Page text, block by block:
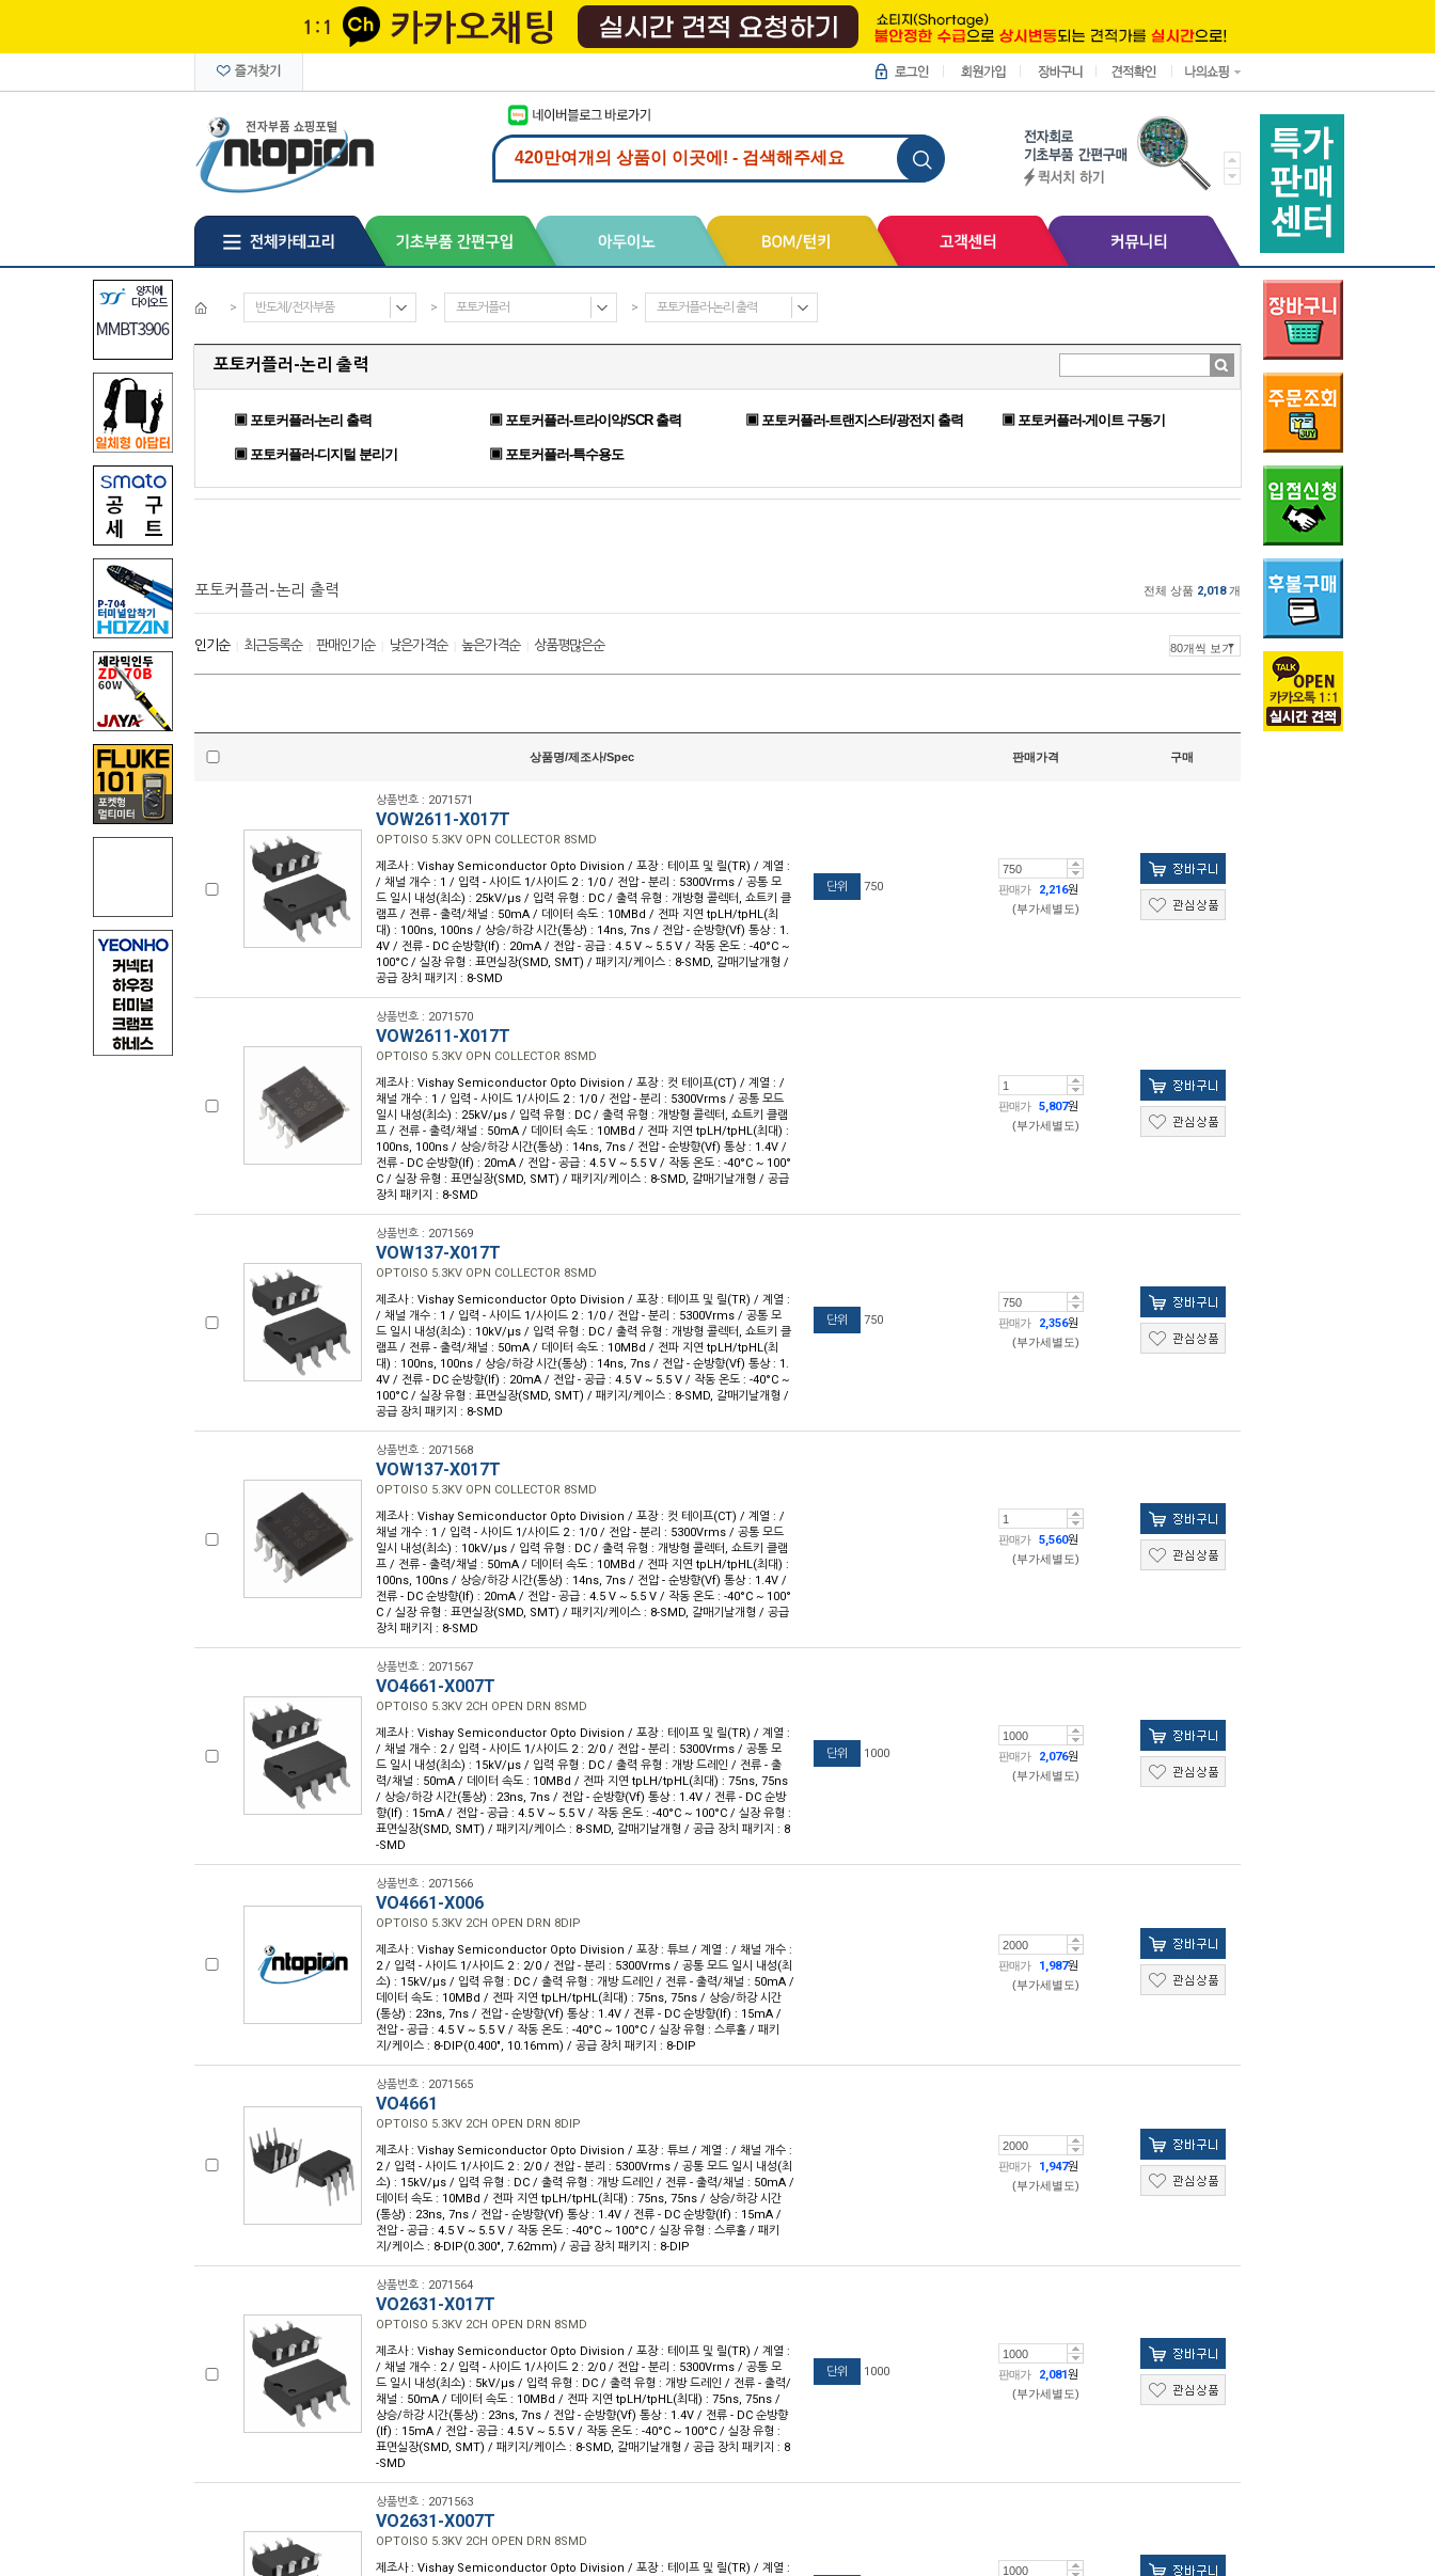
> 반도체/전자부품 > 포토커플러 > 포토커플러-논리 출력
포토커플러-논리 출력
▣ 포토커플러-논리 출력 ▣ 포토커플러-트라이악/SCR 출력 ▣ 포토커플러-트랜지스터/광전지 출력 ▣ 포토커플러-게이트 구동기
▣ 포토커플러-디지털 분리기 ▣ 포토커플러-특수용도
포토커플러-논리 출력 전체 상품 2,018개
인기순| 최근등록순| 판매인기순| 낮은가격순| 높은가격순| 상품평많은순
상품명/제조사/Spec 판매가격 구매
상품번호 : 2071571
VOW2611-X017T
OPTOISO 5.3KV OPN COLLECTOR 8SMD
제조사 : Vishay Semiconductor Opto Division / 포장 : 테이프 및 릴(TR) / 계열 :
/ 채널 개수 : 1 / 입력 - 사이드 1/사이드 2 : 1/0 / 전압 - 분리 : 5300Vrms / 공통 모
드 일시 내성(최소) : 25kV/µs / 입력 유형 : DC / 출력 유형 : 개방형 콜렉터, 쇼트키 클
램프 / 전류 - 출력/채널 : 50mA / 데이터 속도 : 10MBd / 전파 지연 tpLH/tpHL(최
대) : 100ns, 100ns / 상승/하강 시간(통상) : 14ns, 7ns / 전압 - 순방향(Vf) 통상 : 1.
4V / 전류 - DC 순방향(If) : 20mA / 전압 - 공급 : 4.5 V ~ 5.5 V / 작동 온도 : -40°C ~
100°C / 실장 유형 : 표면실장(SMD, SMT) / 패키지/케이스 : 8-SMD, 갈매기날개형 /
공급 장치 패키지 : 8-SMD
단위 750 판매가 2,216원
(부가세별도)
상품번호 : 2071570
VOW2611-X017T
OPTOISO 5.3KV OPN COLLECTOR 8SMD
제조사 : Vishay Semiconductor Opto Division / 포장 : 컷 테이프(CT) / 계열 : /
채널 개수 : 1 / 입력 - 사이드 1/사이드 2 : 1/0 / 전압 - 분리 : 5300Vrms / 공통 모드
일시 내성(최소) : 25kV/µs / 입력 유형 : DC / 출력 유형 : 개방형 콜렉터, 쇼트키 클램
프 / 전류 - 출력/채널 : 50mA / 데이터 속도 : 10MBd / 전파 지연 tpLH/tpHL(최대) :
100ns, 100ns / 상승/하강 시간(통상) : 14ns, 7ns / 전압 - 순방향(Vf) 통상 : 1.4V /
전류 - DC 순방향(If) : 20mA / 전압 - 공급 : 4.5 V ~ 5.5 V / 작동 온도 : -40°C ~ 100°
C / 실장 유형 : 표면실장(SMD, SMT) / 패키지/케이스 : 8-SMD, 갈매기날개형 / 공급
장치 패키지 : 8-SMD
판매가 5,807원
(부가세별도)
상품번호 : 2071569
VOW137-X017T
OPTOISO 5.3KV OPN COLLECTOR 8SMD
제조사 : Vishay Semiconductor Opto Division / 포장 : 테이프 및 릴(TR) / 계열 :
/ 채널 개수 : 1 / 입력 - 사이드 1/사이드 2 : 1/0 / 전압 - 분리 : 5300Vrms / 공통 모
드 일시 내성(최소) : 10kV/µs / 입력 유형 : DC / 출력 유형 : 개방형 콜렉터, 쇼트키 클
램프 / 전류 - 출력/채널 : 50mA / 데이터 속도 : 10MBd / 전파 지연 tpLH/tpHL(최
대) : 100ns, 100ns / 상승/하강 시간(통상) : 14ns, 7ns / 전압 - 순방향(Vf) 통상 : 1.
4V / 전류 - DC 순방향(If) : 20mA / 전압 - 공급 : 4.5 V ~ 5.5 V / 작동 온도 : -40°C ~
100°C / 실장 유형 : 표면실장(SMD, SMT) / 패키지/케이스 : 8-SMD, 갈매기날개형 /
공급 장치 패키지 : 8-SMD
단위 750 판매가 2,356원
(부가세별도)
상품번호 : 2071568
VOW137-X017T
OPTOISO 5.3KV OPN COLLECTOR 8SMD
제조사 : Vishay Semiconductor Opto Division / 포장 : 컷 테이프(CT) / 계열 : /
채널 개수 : 1 / 입력 - 사이드 1/사이드 2 : 1/0 / 전압 - 분리 : 5300Vrms / 공통 모드
일시 내성(최소) : 10kV/µs / 입력 유형 : DC / 출력 유형 : 개방형 콜렉터, 쇼트키 클램
프 / 전류 - 출력/채널 : 50mA / 데이터 속도 : 10MBd / 전파 지연 tpLH/tpHL(최대) :
100ns, 100ns / 상승/하강 시간(통상) : 14ns, 7ns / 전압 - 순방향(Vf) 통상 : 1.4V /
전류 - DC 순방향(If) : 20mA / 전압 - 공급 : 4.5 V ~ 5.5 V / 작동 온도 : -40°C ~ 100°
C / 실장 유형 : 표면실장(SMD, SMT) / 패키지/케이스 : 8-SMD, 갈매기날개형 / 공급
장치 패키지 : 8-SMD
판매가 5,560원
(부가세별도)
상품번호 : 2071567
VO4661-X007T
OPTOISO 5.3KV 2CH OPEN DRN 8SMD
제조사 : Vishay Semiconductor Opto Division / 포장 : 테이프 및 릴(TR) / 계열 :
/ 채널 개수 : 2 / 입력 - 사이드 1/사이드 2 : 2/0 / 전압 - 분리 : 5300Vrms / 공통 모
드 일시 내성(최소) : 15kV/µs / 입력 유형 : DC / 출력 유형 : 개방 드레인 / 전류 - 출
력/채널 : 50mA / 데이터 속도 : 10MBd / 전파 지연 tpLH/tpHL(최대) : 75ns, 75ns
/ 상승/하강 시간(통상) : 23ns, 7ns / 전압 - 순방향(Vf) 통상 : 1.4V / 전류 - DC 순방
향(If) : 15mA / 전압 - 공급 : 4.5 V ~ 5.5 V / 작동 온도 : -40°C ~ 100°C / 실장 유형 :
표면실장(SMD, SMT) / 패키지/케이스 : 8-SMD, 갈매기날개형 / 공급 장치 패키지 : 8
-SMD
단위 1000 판매가 2,076원
(부가세별도)
상품번호 : 2071566
VO4661-X006
OPTOISO 5.3KV 2CH OPEN DRN 8DIP
제조사 : Vishay Semiconductor Opto Division / 포장 : 튜브 / 계열 : / 채널 개수 :
2 / 입력 - 사이드 1/사이드 2 : 2/0 / 전압 - 분리 : 5300Vrms / 공통 모드 일시 내성(최
소) : 15kV/µs / 입력 유형 : DC / 출력 유형 : 개방 드레인 / 전류 - 출력/채널 : 50mA /
데이터 속도 : 10MBd / 전파 지연 tpLH/tpHL(최대) : 75ns, 75ns / 상승/하강 시간
(통상) : 23ns, 7ns / 전압 - 순방향(Vf) 통상 : 1.4V / 전류 - DC 순방향(If) : 15mA /
전압 - 공급 : 4.5 V ~ 5.5 V / 작동 온도 : -40°C ~ 100°C / 실장 유형 : 스루홀 / 패키
지/케이스 : 8-DIP(0.400", 10.16mm) / 공급 장치 패키지 : 8-DIP
판매가 1,987원
(부가세별도)
상품번호 : 2071565
VO4661
OPTOISO 5.3KV 2CH OPEN DRN 8DIP
제조사 : Vishay Semiconductor Opto Division / 포장 : 튜브 / 계열 : / 채널 개수 :
2 / 입력 - 사이드 1/사이드 2 : 2/0 / 전압 - 분리 : 5300Vrms / 공통 모드 일시 내성(최
소) : 15kV/µs / 입력 유형 : DC / 출력 유형 : 개방 드레인 / 전류 - 출력/채널 : 50mA /
데이터 속도 : 10MBd / 전파 지연 tpLH/tpHL(최대) : 75ns, 75ns / 상승/하강 시간
(통상) : 23ns, 7ns / 전압 - 순방향(Vf) 통상 : 1.4V / 전류 - DC 순방향(If) : 15mA /
전압 - 공급 : 4.5 V ~ 5.5 V / 작동 온도 : -40°C ~ 100°C / 실장 유형 : 스루홀 / 패키
지/케이스 : 8-DIP(0.300", 7.62mm) / 공급 장치 패키지 : 8-DIP
판매가 1,947원
(부가세별도)
상품번호 : 2071564
VO2631-X017T
OPTOISO 5.3KV 2CH OPEN DRN 8SMD
제조사 : Vishay Semiconductor Opto Division / 포장 : 테이프 및 릴(TR) / 계열 :
/ 채널 개수 : 2 / 입력 - 사이드 1/사이드 2 : 2/0 / 전압 - 분리 : 5300Vrms / 공통 모
드 일시 내성(최소) : 5kV/µs / 입력 유형 : DC / 출력 유형 : 개방 드레인 / 전류 - 출력/
채널 : 50mA / 데이터 속도 : 10MBd / 전파 지연 tpLH/tpHL(최대) : 75ns, 75ns /
상승/하강 시간(통상) : 23ns, 7ns / 전압 - 순방향(Vf) 통상 : 1.4V / 전류 - DC 순방향
(If) : 15mA / 전압 - 공급 : 4.5 V ~ 5.5 V / 작동 온도 : -40°C ~ 100°C / 실장 유형 :
표면실장(SMD, SMT) / 패키지/케이스 : 8-SMD, 갈매기날개형 / 공급 장치 패키지 : 8
-SMD
단위 1000 판매가 2,081원
(부가세별도)
상품번호 : 2071563
VO2631-X007T
OPTOISO 5.3KV 2CH OPEN DRN 8SMD
제조사 : Vishay Semiconductor Opto Division / 포장 : 테이프 및 릴(TR) / 계열 :